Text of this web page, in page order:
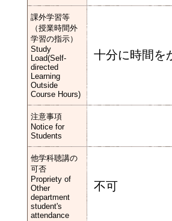
課外学習等
（授業時間外
学習の指示）
Study
Load(Self-
directed
Learning
Outside
Course Hours)
十分に時間を
注意事項
Notice for
Students
他学科聴講の
可否
Propriety of
Other
department
student's
attendance
不可